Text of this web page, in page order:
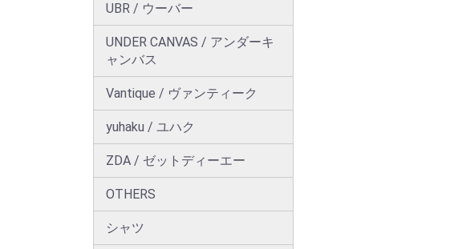
UBR / ウーバー
UNDER CANVAS / アンダーキ
ャンバス
Vantique / ヴァンティーク
yuhaku / ユハク
ZDA / ゼットディーエー
OTHERS
シャツ